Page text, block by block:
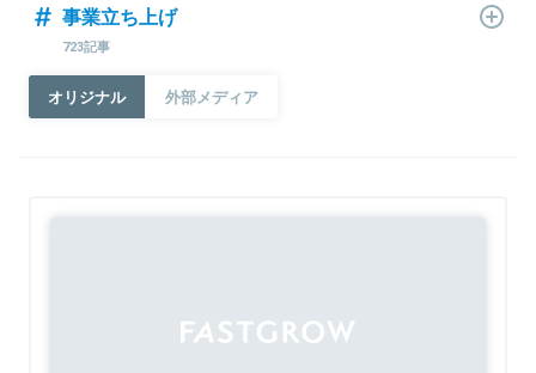
事業立ち上げ
723記事
オリジナル 外部メディア